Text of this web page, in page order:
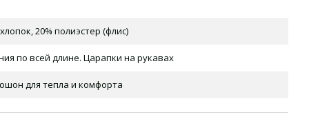
20% полиэстер (флис)
по всей длине. Царапки на рукавах
для тепла и комфорта